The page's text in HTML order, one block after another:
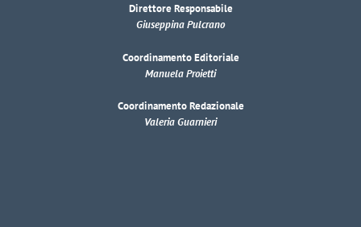
Direttore Responsabile
Giuseppina Pulcrano
Coordinamento Editoriale
Manuela Proietti
Coordinamento Redazionale
Valeria Guarnieri